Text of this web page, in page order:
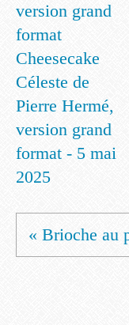
Cheesecake
Céleste de
Pierre Hermé,
version grand
format - 5 mai
2025
« Brioche au